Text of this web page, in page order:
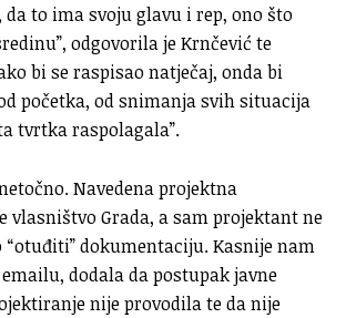
to ima svoju glavu i rep, ono što
odgovorila je Krnčević te
bi se raspisao natječaj, onda bi
početka, od snimanja svih situacija
tvrtka raspolagala”.
Navedena projektna
vlasništvo Grada, a sam projektant ne
“otuđiti” dokumentaciju. Kasnije nam
dodala da postupak javne
nije provodila te da nije